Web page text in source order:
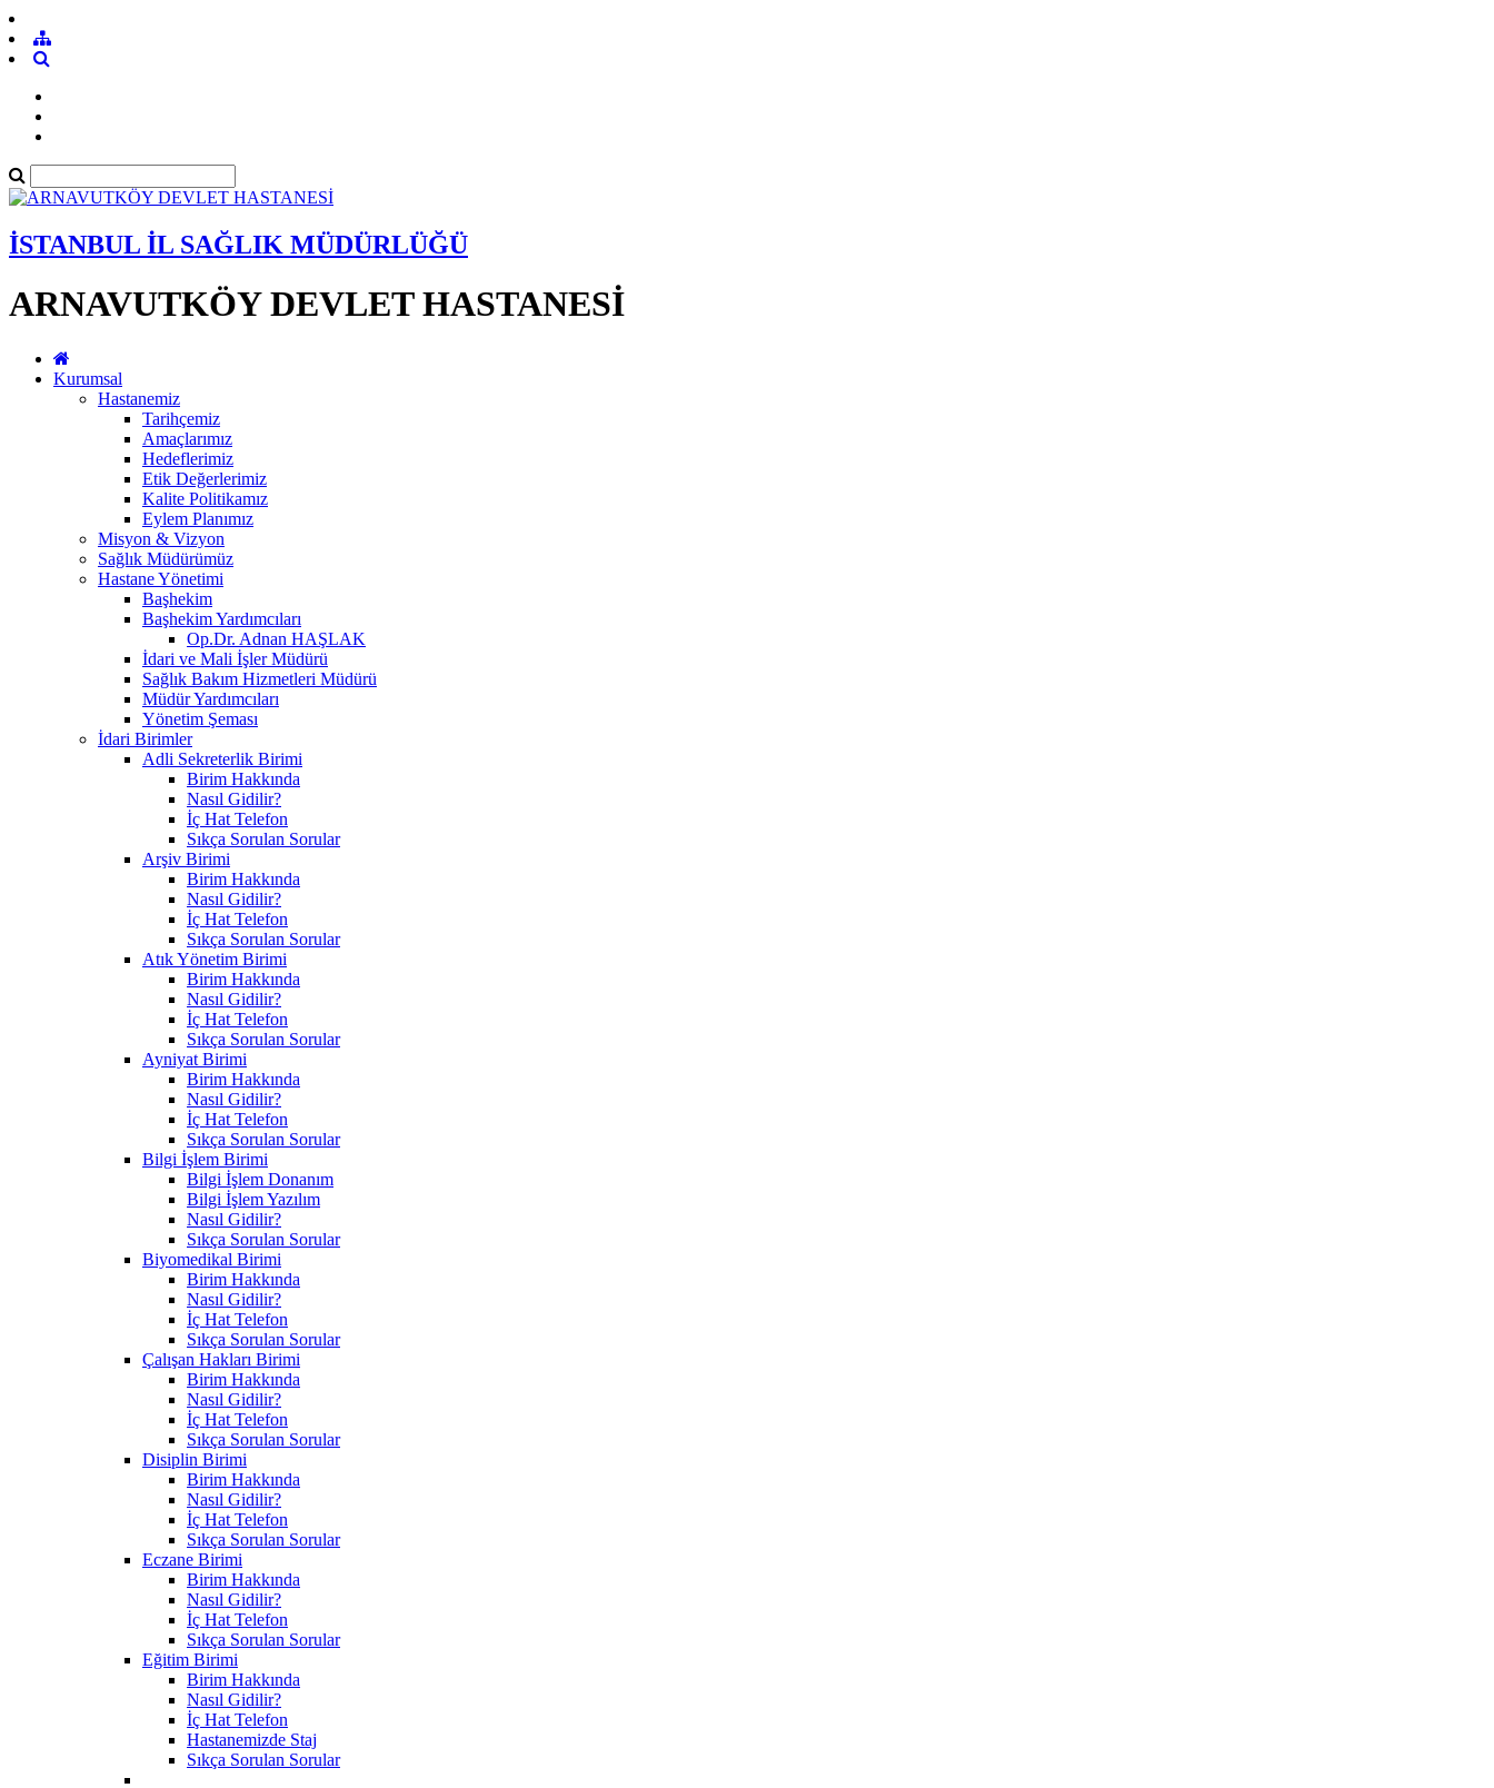
İSTANBUL İL SAĞLIK MÜDÜRLÜĞÜ
ARNAVUTKÖY DEVLET HASTANESİ
Kurumsal
Hastanemiz
Tarihçemiz
Amaçlarımız
Hedeflerimiz
Etik Değerlerimiz
Kalite Politikamız
Eylem Planımız
Misyon & Vizyon
Sağlık Müdürümüz
Hastane Yönetimi
Başhekim
Başhekim Yardımcıları
Op.Dr. Adnan HAŞLAK
İdari ve Mali İşler Müdürü
Sağlık Bakım Hizmetleri Müdürü
Müdür Yardımcıları
Yönetim Şeması
İdari Birimler
Adli Sekreterlik Birimi
Birim Hakkında
Nasıl Gidilir?
İç Hat Telefon
Sıkça Sorulan Sorular
Arşiv Birimi
Birim Hakkında
Nasıl Gidilir?
İç Hat Telefon
Sıkça Sorulan Sorular
Atık Yönetim Birimi
Birim Hakkında
Nasıl Gidilir?
İç Hat Telefon
Sıkça Sorulan Sorular
Ayniyat Birimi
Birim Hakkında
Nasıl Gidilir?
İç Hat Telefon
Sıkça Sorulan Sorular
Bilgi İşlem Birimi
Bilgi İşlem Donanım
Bilgi İşlem Yazılım
Nasıl Gidilir?
Sıkça Sorulan Sorular
Biyomedikal Birimi
Birim Hakkında
Nasıl Gidilir?
İç Hat Telefon
Sıkça Sorulan Sorular
Çalışan Hakları Birimi
Birim Hakkında
Nasıl Gidilir?
İç Hat Telefon
Sıkça Sorulan Sorular
Disiplin Birimi
Birim Hakkında
Nasıl Gidilir?
İç Hat Telefon
Sıkça Sorulan Sorular
Eczane Birimi
Birim Hakkında
Nasıl Gidilir?
İç Hat Telefon
Sıkça Sorulan Sorular
Eğitim Birimi
Birim Hakkında
Nasıl Gidilir?
İç Hat Telefon
Hastanemizde Staj
Sıkça Sorulan Sorular